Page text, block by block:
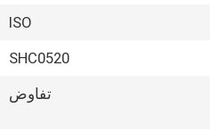
ISO
SHC0520
تفاوض